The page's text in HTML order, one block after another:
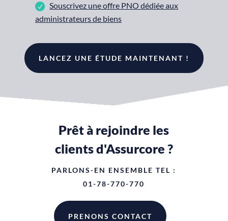
Souscrivez une offre PNO dédiée aux
administrateurs de biens
LANCEZ UNE ÉTUDE MAINTENANT !
Prêt à rejoindre les
clients d'Assurcore ?
PARLONS-EN ENSEMBLE TEL :
01-78-770-770
PRENONS CONTACT